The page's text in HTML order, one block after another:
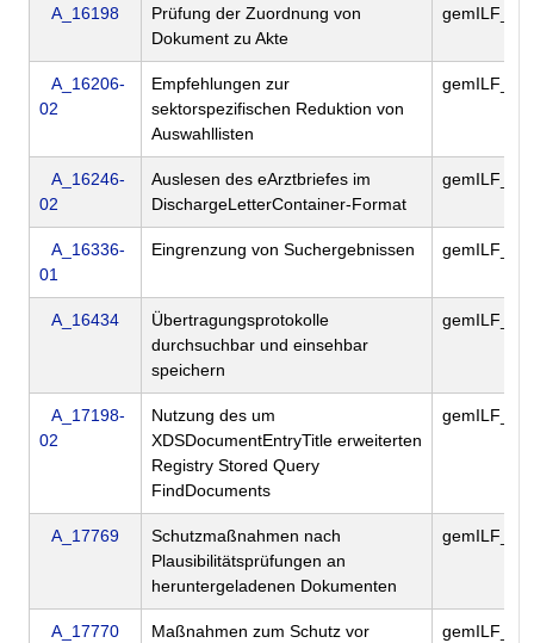
A_16198
Prüfung der Zuordnung von
Dokument zu Akte
A_16206-
02
Empfehlungen zur
sektorspezifischen Reduktion von
Auswahllisten
A_16246-
02
Auslesen des eArztbriefes im
DischargeLetterContainer-Format
A_16336-
01
Eingrenzung von Suchergebnissen
A_16434
Übertragungsprotokolle
durchsuchbar und einsehbar
speichern
A_17198-
02
Nutzung des um
XDSDocumentEntryTitle erweiterten
Registry Stored Query
FindDocuments
A_17769
Schutzmaßnahmen nach
Plausibilitätsprüfungen an
heruntergeladenen Dokumenten
A_17770
Maßnahmen zum Schutz vor